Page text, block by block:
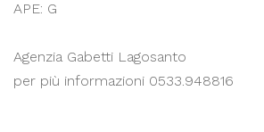
APE: G
Agenzia Gabetti Lagosanto
per più informazioni 0533.948816